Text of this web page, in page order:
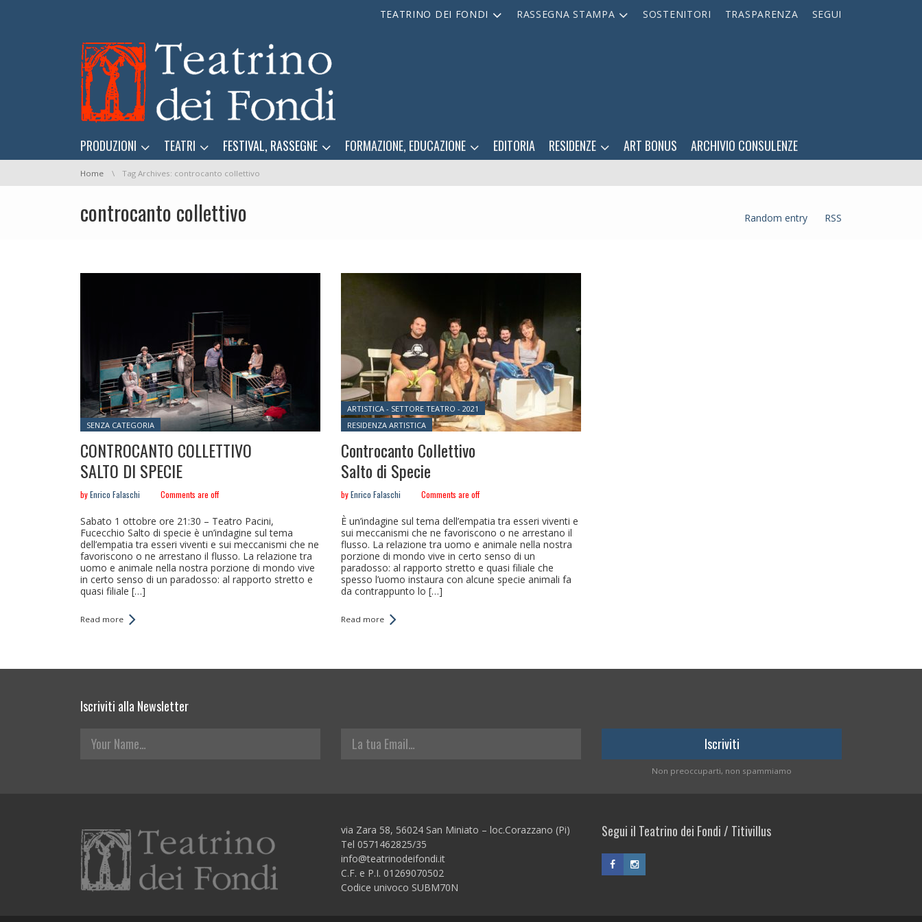
TEATRINO DEI FONDI RASSEGNA STAMPA SOSTENITORI TRASPARENZA SEGUI
Skip navigation
PRODUZIONI TEATRI FESTIVAL, RASSEGNE FORMAZIONE, EDUCAZIONE EDITORIA RESIDENZE ART BONUS ARCHIVIO CONSULENZE
You are here:
Home Tag Archives: controcanto collettivo
controcanto collettivo Random entry RSS
Posted in:
SENZA CATEGORIA
CONTROCANTO COLLETTIVO
SALTO DI SPECIE
byEnrico Falaschi Comments are off
Sabato 1 ottobre ore 21:30 – Teatro Pacini,
Fucecchio Salto di specie è un’indagine sul tema
dell’empatia tra esseri viventi e sui meccanismi che ne
favoriscono o ne arrestano il flusso. La relazione tra
uomo e animale nella nostra porzione di mondo vive
in certo senso di un paradosso: al rapporto stretto e
quasi filiale […]
Read more
Posted in:
ARTISTICA - SETTORE TEATRO - 2021
RESIDENZA ARTISTICA
Controcanto Collettivo
Salto di Specie
byEnrico Falaschi Comments are off
È un’indagine sul tema dell’empatia tra esseri viventi e
sui meccanismi che ne favoriscono o ne arrestano il
flusso. La relazione tra uomo e animale nella nostra
porzione di mondo vive in certo senso di un
paradosso: al rapporto stretto e quasi filiale che
spesso l’uomo instaura con alcune specie animali fa
da contrappunto lo […]
Read more
Iscriviti alla Newsletter
Non preoccuparti, non spammiamo
via Zara 58, 56024 San Miniato – loc.Corazzano (Pi)
Tel 0571462825/35
info@teatrinodeifondi.it
C.F. e P.I. 01269070502
Codice univoco SUBM70N
Segui il Teatrino dei Fondi / Titivillus